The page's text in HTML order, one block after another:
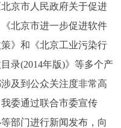
回到顶部
京市人民政府关于促进
北京市进一步促进软件
》和《北京工业污染行
录(2014年版)》等多个产
及到公众关注度非常高
委通过联合市委宣传
部门进行新闻发布，向